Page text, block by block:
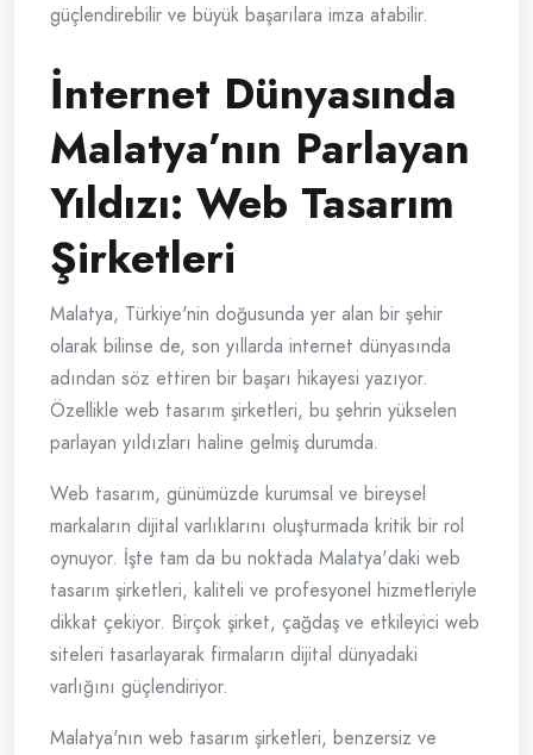
güçlendirebilir ve büyük başarılara imza atabilir.
İnternet Dünyasında
Malatya’nın Parlayan
Yıldızı: Web Tasarım
Şirketleri
Malatya, Türkiye'nin doğusunda yer alan bir şehir
olarak bilinse de, son yıllarda internet dünyasında
adından söz ettiren bir başarı hikayesi yazıyor.
Özellikle web tasarım şirketleri, bu şehrin yükselen
parlayan yıldızları haline gelmiş durumda.
Web tasarım, günümüzde kurumsal ve bireysel
markaların dijital varlıklarını oluşturmada kritik bir rol
oynuyor. İşte tam da bu noktada Malatya'daki web
tasarım şirketleri, kaliteli ve profesyonel hizmetleriyle
dikkat çekiyor. Birçok şirket, çağdaş ve etkileyici web
siteleri tasarlayarak firmaların dijital dünyadaki
varlığını güçlendiriyor.
Malatya'nın web tasarım şirketleri, benzersiz ve